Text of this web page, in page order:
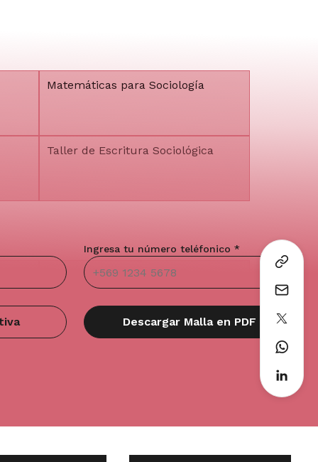
Ingresa tu número teléfonico *
Descargar Malla en PDF
Matemáticas para Sociología
Taller de Escritura Sociológica
Descripción y Visualización de
Datos
Teoría Sociológica Clásica